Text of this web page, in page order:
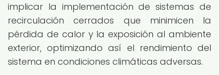
implicar la implementación de sistemas de
recirculación cerrados que minimicen la
pérdida de calor y la exposición al ambiente
exterior, optimizando así el rendimiento del
sistema en condiciones climáticas adversas.